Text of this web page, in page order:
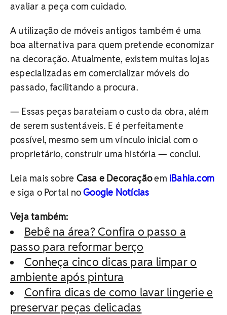
avaliar a peça com cuidado.
A utilização de móveis antigos também é uma
boa alternativa para quem pretende economizar
na decoração. Atualmente, existem muitas lojas
especializadas em comercializar móveis do
passado, facilitando a procura.
— Essas peças barateiam o custo da obra, além
de serem sustentáveis. E é perfeitamente
possível, mesmo sem um vínculo inicial com o
proprietário, construir uma história — conclui.
Leia mais sobre Casa e Decoraçãoem iBahia.com
e siga o Portal noGoogle Notícias
Veja também:
Bebê na área? Confira o passo a
passo para reformar berço
Conheça cinco dicas para limpar o
ambiente após pintura
Confira dicas de como lavar lingerie e
preservar peças delicadas